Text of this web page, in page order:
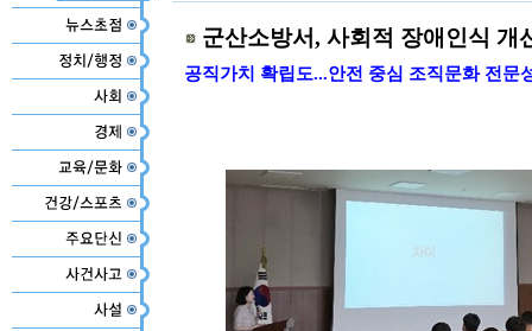
군산소방서, 사회적 장애인식 개
공직가치 확립도...안전 중심 조직문화 전문